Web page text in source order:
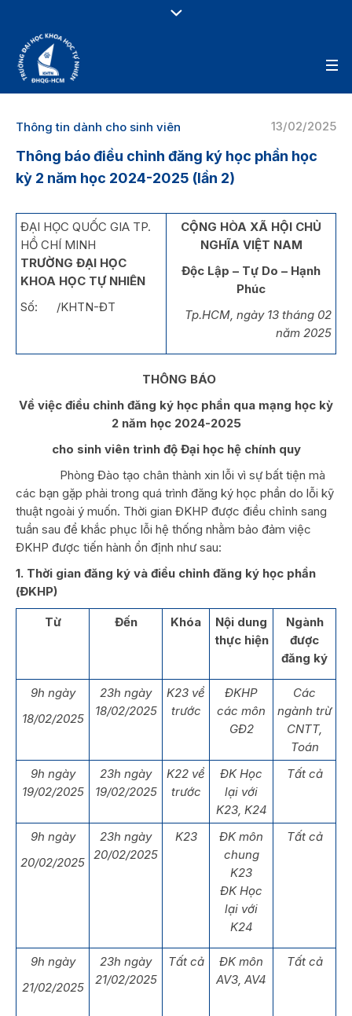
13/02/2025
Thông tin dành cho sinh viên
Thông báo điều chỉnh đăng ký học phần học
kỳ 2 năm học 2024-2025 (lần 2)
ĐẠI HỌC QUỐC GIA TP.
HỒ CHÍ MINH
TRƯỜNG ĐẠI HỌC
KHOA HỌC TỰ NHIÊN
Số: /KHTN-ĐT
CỘNG HÒA XÃ HỘI CHỦ
NGHĨA VIỆT NAM
Độc Lập – Tự Do – Hạnh
Phúc
Tp.HCM, ngày 13 tháng 02
năm 2025
THÔNG BÁO
Về việc điều chỉnh đăng ký học phần qua mạng học kỳ
2 năm học 2024-2025
cho sinh viên trình độ Đại học hệ chính quy
Phòng Đào tạo chân thành xin lỗi vì sự bất tiện mà
các bạn gặp phải trong quá trình đăng ký học phần do lỗi kỹ
thuật ngoài ý muốn. Thời gian ĐKHP được điều chỉnh sang
tuần sau để khắc phục lỗi hệ thống nhằm bảo đảm việc
ĐKHP được tiến hành ổn định như sau:
1. Thời gian đăng ký và điều chỉnh đăng ký học phần
(ĐKHP)
Từ Đến Khóa
Nội dung
thực hiện
Ngành
được
đăng ký
9h ngày
18/02/2025
23h ngày
18/02/2025
K23 về
trước
ĐKHP
các môn
GĐ2
Các
ngành trừ
CNTT,
Toán
9h ngày
19/02/2025
23h ngày
19/02/2025
K22 về
trước
ĐK Học
lại với
K23, K24
Tất cả
9h ngày
20/02/2025
23h ngày
20/02/2025
K23
ĐK môn
chung
K23
ĐK Học
lại với
K24
Tất cả
9h ngày
21/02/2025
23h ngày
21/02/2025
Tất cả
ĐK môn
AV3, AV4
Tất cả